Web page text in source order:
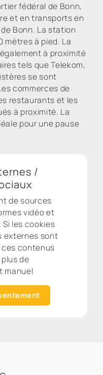
fédéral de Bonn,
et en transports en
Bonn. La station
mètres à pied. La
à proximité
tels que Telekom,
se sont
commerces de
restaurants et les
à proximité. La
pour une pause
/
de sources
vidéo et
les cookies
externes sont
contenus
de
manuel